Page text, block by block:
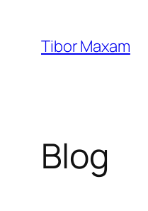
Inhalt
springen
Tibor Maxam
Blog